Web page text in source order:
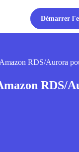
Démarrer
RDS/Aurora
RDS/